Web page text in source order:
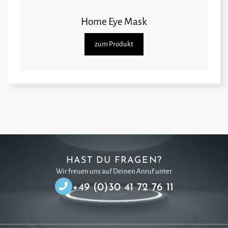
Home Eye Mask
zum Produkt
HAST DU FRAGEN?
Wir freuen uns auf Deinen Anruf unter
+49 (0)30 41 72 76 11